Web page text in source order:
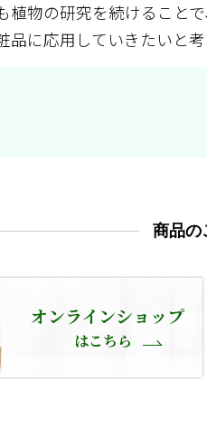
植物の研究を続けること
に応用していきたいと考
商品の
オンラインショップ
はこちら